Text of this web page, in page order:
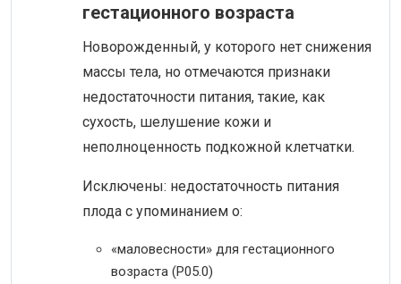
гестационного возраста
Новорожденный, у которого нет снижения
массы тела, но отмечаются признаки
недостаточности питания, такие, как
сухость, шелушение кожи и
неполноценность подкожной клетчатки.
Исключены: недостаточность питания
плода с упоминанием о:
«маловесности» для гестационного
возраста (P05.0)